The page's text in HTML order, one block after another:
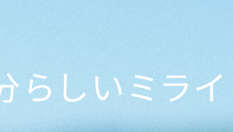
らしいミラ